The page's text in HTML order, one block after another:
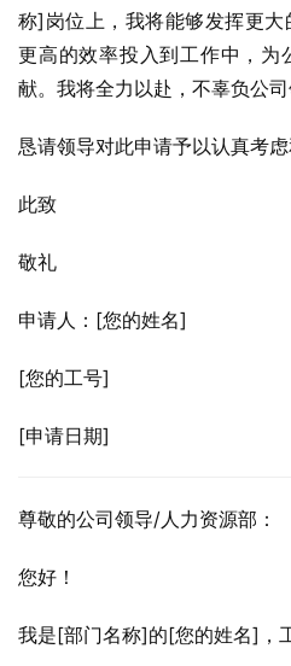
称]岗位上，我将能够发挥更
更高的效率投入到工作中，为
献。我将全力以赴，不辜负公司
恳请领导对此申请予以认真考虑
此致
敬礼
申请人：[您的姓名]
[您的工号]
[申请日期]
尊敬的公司领导/人力资源部：
您好！
我是[部门名称]的[您的姓名]，